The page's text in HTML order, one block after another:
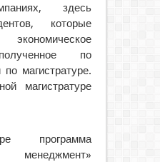
здесь
которые
по
магистратуре.
магистратуре
программа
менеджмент»